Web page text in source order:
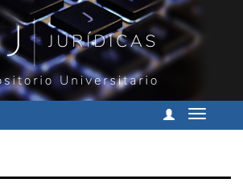
Cambiar